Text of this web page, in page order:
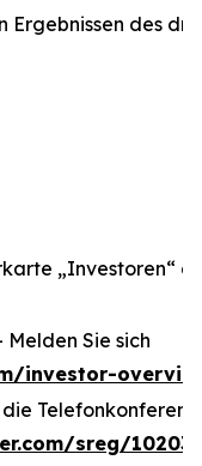
Ergebnissen des
„Investoren“
Sie sich
investor-
Telefonkonferenz
sreg/